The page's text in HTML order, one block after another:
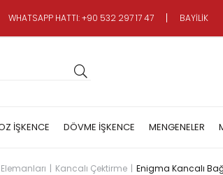
WHATSAPP HATTI: +90 532 297 17 47 BAYİLİK
İŞKENCE DÖVME İŞKENCE MENGENELER
Kancalı Çektirme Enigma Kancalı